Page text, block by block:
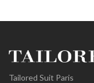
Tailored Suit Paris